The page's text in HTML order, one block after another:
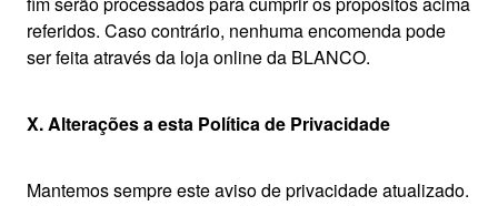
referidos. Caso contrário, nenhuma encomenda pode
ser feita através da loja online da BLANCO.
X. Alterações a esta Política de Privacidade
Mantemos sempre este aviso de privacidade atualizado.